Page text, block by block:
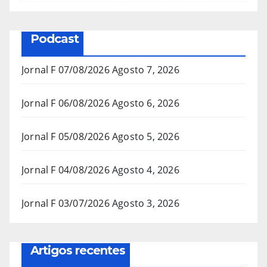
Podcast
Jornal F 07/08/2026Agosto 7, 2026
Jornal F 06/08/2026Agosto 6, 2026
Jornal F 05/08/2026Agosto 5, 2026
Jornal F 04/08/2026Agosto 4, 2026
Jornal F 03/07/2026Agosto 3, 2026
Artigos recentes